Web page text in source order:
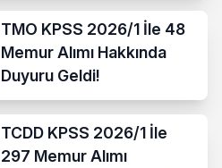
TMO KPSS 2026/1 İle 48
Memur Alımı Hakkında
Duyuru Geldi!
TCDD KPSS 2026/1 İle
297 Memur Alımı